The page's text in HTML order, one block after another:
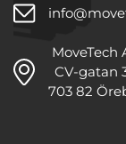
MoveTech
CV-gatan
703 82